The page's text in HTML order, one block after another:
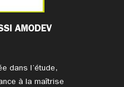
AMODEV
dans l’étude,
à la maîtrise